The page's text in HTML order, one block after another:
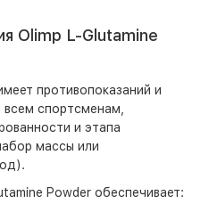
Olimp L-Glutamine
противопоказаний и
спортсменам,
и этапа
массы или
Powder обеспечивает: